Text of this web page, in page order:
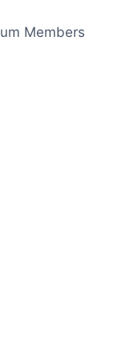
Members